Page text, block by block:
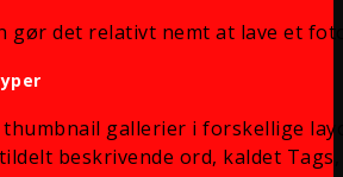
gør det relativt nemt at lave et
thumbnail gallerier i forskellige
beskrivende ord, kaldet